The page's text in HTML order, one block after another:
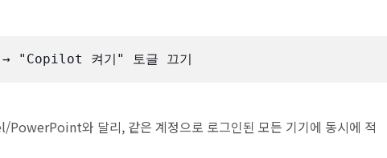
"Copilot 켜기" 토글 끄기
와 달리, 같은 계정으로 로그인된 모든 기기에 동시에 적